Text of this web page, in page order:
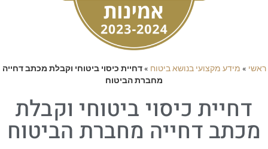
ראשי » מידע מקצועי בנושא ביטוח »דחיית כיסוי ביטוחי וקבלת מכתב דחייה
מחברת הביטוח
דחיית כיסוי ביטוחי וקבלת
מכתב דחייה מחברת הביטוח